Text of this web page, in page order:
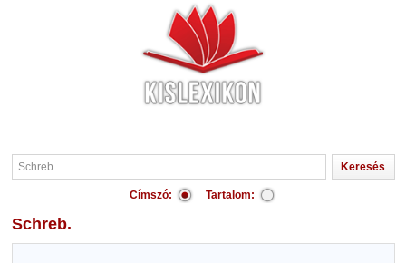
Címszó: Tartalom:
Schreb.